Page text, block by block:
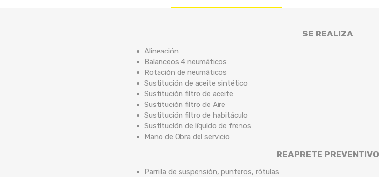
SE REALIZA
Alineación
Balanceos 4 neumáticos
Rotación de neumáticos
Sustitución de aceite sintético
Sustitución filtro de aceite
Sustitución filtro de Aire
Sustitución filtro de habitáculo
Sustitución de líquido de frenos
Mano de Obra del servicio
REAPRETE PREVENTIVO
Parrilla de suspensión, punteros, rótulas